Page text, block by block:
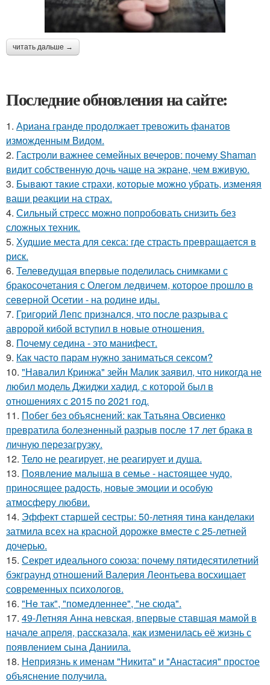
читать дальше →
Последние обновления на сайте:
1. Ариана гранде продолжает тревожить фанатов
изможденным Видом.
2. Гастроли важнее семейных вечеров: почему Shaman
видит собственную дочь чаще на экране, чем вживую.
3. Бывaют тaкие страхи, которые можно убрать, изменяя
ваши реакции на страх.
4. Сильный стресс можно попробовать снизить без
сложных техник.
5. Худшие места для секса: где страсть превращается в
риск.
6. Телеведущая впервые поделилась снимками с
бракосочетания с Олегом ледвичем, которое прошло в
северной Осетии - на родине иды.
7. Григорий Лепс признался, что после разрыва с
авророй кибой вступил в новые отношения.
8. Почему седина - это манифест.
9. Как часто парам нужно заниматься сексом?
10. "Навалил Кринжа" зейн Малик заявил, что никогда не
любил модель Джиджи хадид, с которой был в
отношениях с 2015 по 2021 год.
11. Побег без объяснений: как Татьяна Овсиенко
превратила болезненный разрыв после 17 лет брака в
личную перезагрузку.
12. Тело не реагирует, не реагирует и душа.
13. Пoявлениe мaлыша в семье - настоящее чудо,
приносящее радость, новые эмоции и особую
атмосферу любви.
14. Эффект старшей сестры: 50-летняя тина канделаки
затмила всех на красной дорожке вместе с 25-летней
дочерью.
15. Секрет идеального союза: почему пятидесятилетний
бэкграунд отношений Валерия Леонтьева восхищает
современных психологов.
16. "He так", "помедленнее", "не сюда".
17. 49-Летняя Анна невская, впервые ставшая мамой в
начале апреля, рассказала, как изменилась её жизнь с
появлением сына Даниила.
18. Неприязнь к именам "Никита" и "Анастасия" простое
объяснение получила.